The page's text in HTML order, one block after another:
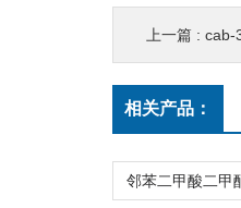
上一篇 : cab-
相关产品：